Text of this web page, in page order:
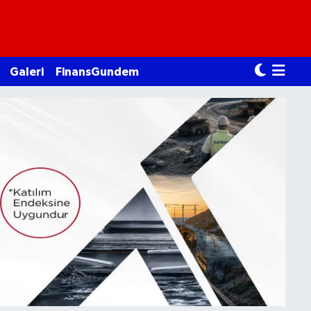
Galeri FinansGundem